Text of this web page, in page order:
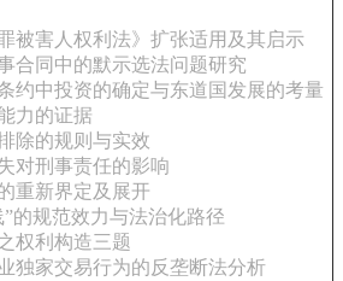
被害人权利法》扩张适用及其启示
合同中的默示选法问题研究
约中投资的确定与东道国发展的考量
力的证据
除的规则与实效
对刑事责任的影响
重新界定及展开
”的规范效力与法治化路径
权利构造三题
独家交易行为的反垄断法分析